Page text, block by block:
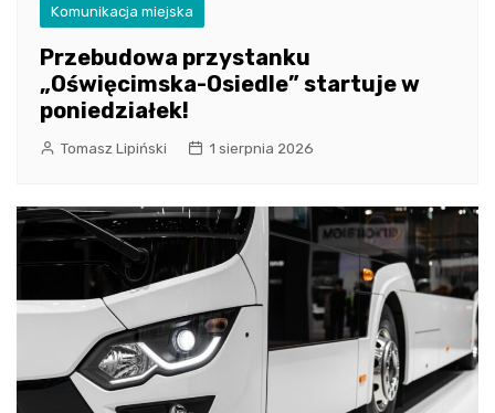
Komunikacja miejska
Przebudowa przystanku
„Oświęcimska-Osiedle” startuje w
poniedziałek!
Tomasz Lipiński 1 sierpnia 2026